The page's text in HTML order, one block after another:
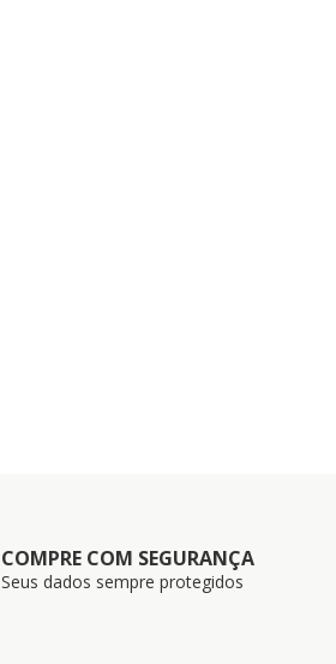
COMPRE COM SEGURANÇA
Seus dados sempre protegidos